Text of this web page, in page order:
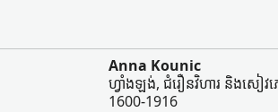
Anna Kounic
ហ្វាំងឡង់, ជំរឿនវិហារ និងសៀវភ
1600-1916